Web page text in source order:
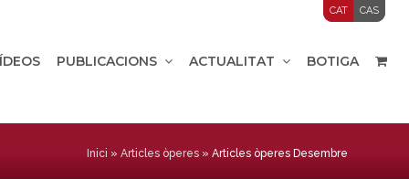
CAT CAS
PUBLICACIONS ACTUALITAT BOTIGA
Inici » Articles òperes» Articles òperes Desembre